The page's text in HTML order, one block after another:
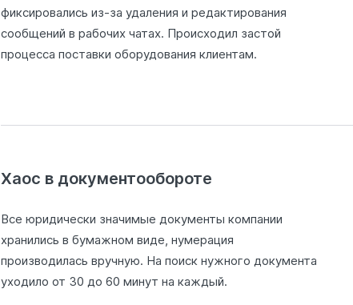
фиксировались из-за удаления и редактирования
сообщений в рабочих чатах. Происходил застой
процесса поставки оборудования клиентам.
Хаос в документообороте
Все юридически значимые документы компании
хранились в бумажном виде, нумерация
производилась вручную. На поиск нужного документа
уходило от 30 до 60 минут на каждый.